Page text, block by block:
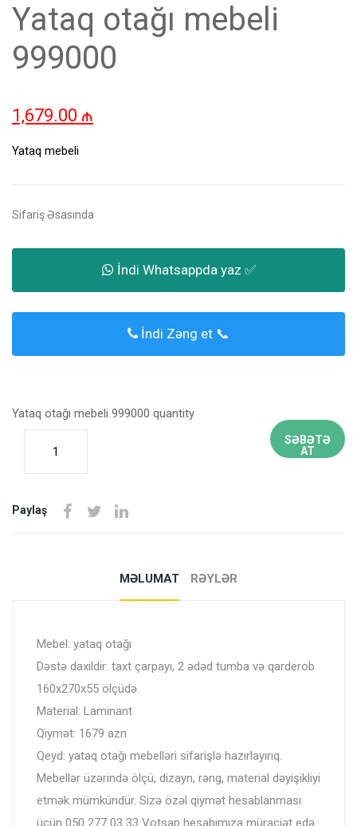
Yataq otağı mebeli
999000
1,679.00 ₼
Yataq mebeli
Sifariş Əsasında
İndi Whatsappda yaz ✅
İndi Zəng et 📞
Yataq otağı mebeli 999000 quantity
SƏBƏTƏ
AT
Paylaş
MƏLUMAT RƏYLƏR
Mebel: yataq otağı
Dəstə daxildir: taxt çarpayı, 2 ədəd tumba və qarderob
160x270x55 ölçüdə.
Material: Laminant
Qiymət: 1679 azn
Qeyd: yataq otağı mebelləri sifarişlə hazırlayırıq.
Mebellər üzərində ölçü, dizayn, rəng, material dəyişikliyi
etmək mümkündür. Sizə özəl qiymət hesablanması
üçün 050 277 03 33 Votsap hesabımıza müraciət edə